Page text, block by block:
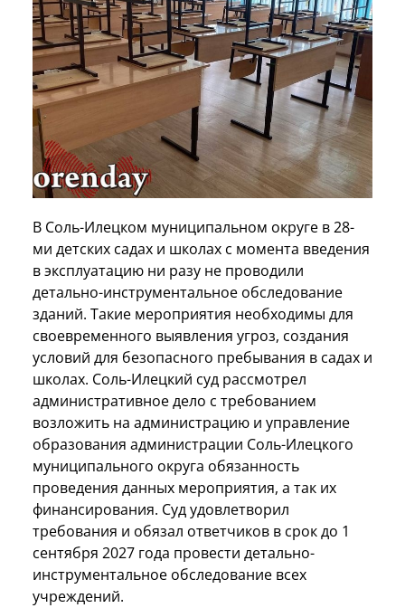
В Соль-Илецком муниципальном округе в 28-
ми детских садах и школах с момента введения
в эксплуатацию ни разу не проводили
детально-инструментальное обследование
зданий. Такие мероприятия необходимы для
своевременного выявления угроз, создания
условий для безопасного пребывания в садах и
школах. Соль-Илецкий суд рассмотрел
административное дело с требованием
возложить на администрацию и управление
образования администрации Соль-Илецкого
муниципального округа обязанность
проведения данных мероприятия, а так их
финансирования. Суд удовлетворил
требования и обязал ответчиков в срок до 1
сентября 2027 года провести детально-
инструментальное обследование всех
учреждений.